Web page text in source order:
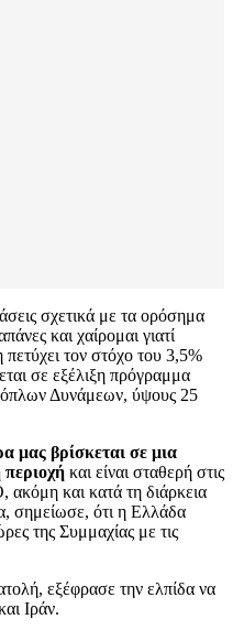
σχετικά με τα ορόσημα
και χαίρομαι γιατί
τον στόχο του 3,5%
σε εξέλιξη πρόγραμμα
Δυνάμεων, ύψους 25
μας βρίσκεται σε μια
περιοχή και είναι σταθερή στις
και κατά τη διάρκεια
σημείωσε, ότι η Ελλάδα
της Συμμαχίας με τις
εξέφρασε την ελπίδα να
Ιράν.